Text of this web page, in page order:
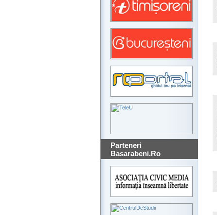
Parteneri
Basarabeni.Ro